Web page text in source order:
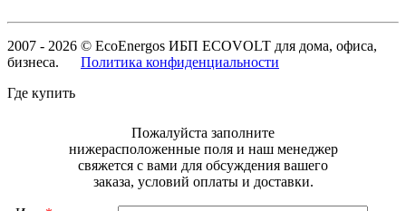
2007 - 2026 © EcoEnergos ИБП ECOVOLT для дома, офиса,
бизнеса. Политика конфиденциальности
Где купить
Пожалуйста заполните
нижерасположенные поля и наш менеджер
свяжется с вами для обсуждения вашего
заказа, условий оплаты и доставки.